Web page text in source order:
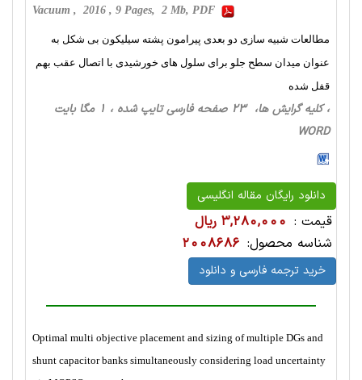
Vacuum , 2016 , 9 Pages, 2 Mb, PDF
مطالعات شبیه سازی دو بعدی پیرامون پشته سیلیکون بی شکل به
عنوان میدان سطح جلو برای سلول های خورشیدی با اتصال عقب بهم
قفل شده
، کلیه گرایش ها، 23 صفحه فارسی تایپ شده ، 1 مگا بایت
WORD
دانلود رایگان مقاله انگلیسی
قیمت : 3,280,000 ریال
شناسه محصول: 2008686
خرید ترجمه فارسی و دانلود
Optimal multi objective placement and sizing of multiple DGs and
shunt capacitor banks simultaneously considering load uncertainty